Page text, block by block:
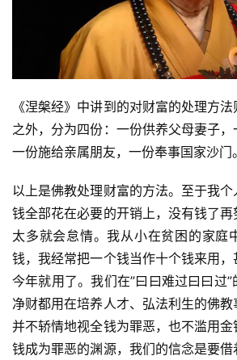
资
讯
点
僧
音
高
僧
访
《涅槃经》中讲到的对财富的处理方
之外，分为四份：一份供养父母妻子，
一份施给亲属朋友，一份奉事国家沙门。
以上是佛教处理财富的方法。至于我
钱全部花在必要的开销上，没有钱了
太多就会怠情。我从小在贫困的家庭
钱，我经常把一个钱当作十个钱来用，
今年就用了。我们在”曰曰难过曰曰过
净财都用在培养人才、弘法利生的佛
并不轿情地视全钱为罪恶，也不滥用
钱成为罪恶的渊源，我们的信念是要